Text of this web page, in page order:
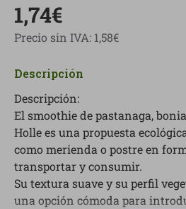
1,74€
Precio sin IVA: 1,58€
Descripción
Descripción:
El smoothie de pastanaga,
Holle es una propuesta
como merienda o postre en
transportar y consumir.
Su textura suave y su perfil
una opción cómoda para